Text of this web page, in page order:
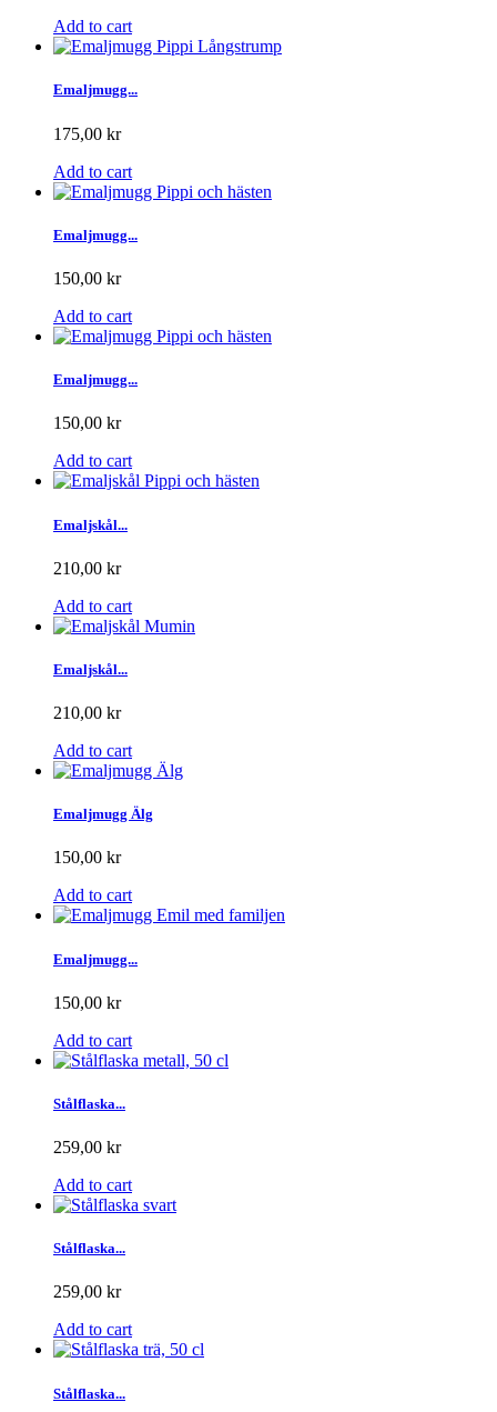
Add to cart
Emaljmugg...
175,00 kr
Add to cart
Emaljmugg...
150,00 kr
Add to cart
Emaljmugg...
150,00 kr
Add to cart
Emaljskål...
210,00 kr
Add to cart
Emaljskål...
210,00 kr
Add to cart
Emaljmugg Älg
150,00 kr
Add to cart
Emaljmugg...
150,00 kr
Add to cart
Stålflaska...
259,00 kr
Add to cart
Stålflaska...
259,00 kr
Add to cart
Stålflaska...